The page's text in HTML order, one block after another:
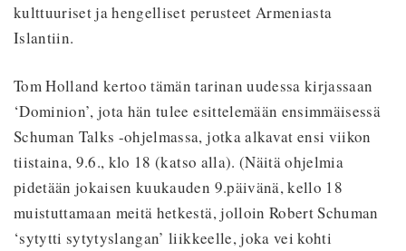
kulttuuriset ja hengelliset perusteet Armeniasta
Islantiin.
Tom Holland kertoo tämän tarinan uudessa kirjassaan
‘Dominion’, jota hän tulee esittelemään ensimmäisessä
Schuman Talks -ohjelmassa, jotka alkavat ensi viikon
tiistaina, 9.6., klo 18 (katso alla). (Näitä ohjelmia
pidetään jokaisen kuukauden 9.päivänä, kello 18
muistuttamaan meitä hetkestä, jolloin Robert Schuman
‘sytytti sytytyslangan’ liikkeelle, joka vei kohti